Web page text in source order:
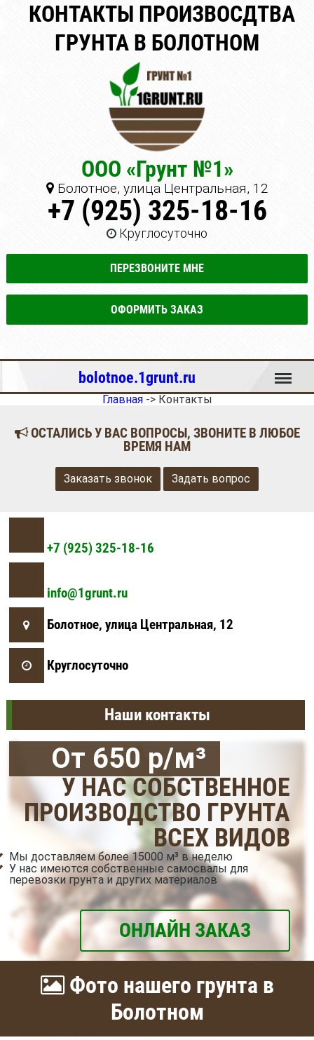
КОНТАКТЫ ПРОИЗВОСДТВА
ГРУНТА В БОЛОТНОМ
ООО «Грунт №1»
Болотное, улица Центральная, 12
+7 (925) 325-18-16
Круглосуточно
ПЕРЕЗВОНИТЕ МНЕ
ОФОРМИТЬ ЗАКАЗ
bolotnoe.1grunt.ru Меню
Главная-> Контакты
ОСТАЛИСЬ У ВАС ВОПРОСЫ, ЗВОНИТЕ В ЛЮБОЕ
ВРЕМЯ НАМ
Заказать звонок Задать вопрос
+7 (925) 325-18-16
info@1grunt.ru
Болотное, улица Центральная, 12
Круглосуточно
Наши контакты
От 650 р/м³
У НАС СОБСТВЕННОЕ
ПРОИЗВОДСТВО ГРУНТА
ВСЕХ ВИДОВ
Мы доставляем более 15000 м³ в неделю
У нас имеются собственные самосвалы для
перевозки грунта и других материалов
ОНЛАЙН ЗАКАЗ
Фото нашего грунта в
Болотном